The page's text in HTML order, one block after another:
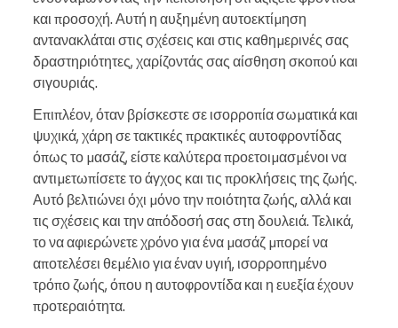
και προσοχή. Αυτή η αυξημένη αυτοεκτίμηση
αντανακλάται στις σχέσεις και στις καθημερινές σας
δραστηριότητες, χαρίζοντάς σας αίσθηση σκοπού και
σιγουριάς.
Επιπλέον, όταν βρίσκεστε σε ισορροπία σωματικά και
ψυχικά, χάρη σε τακτικές πρακτικές αυτοφροντίδας
όπως το μασάζ, είστε καλύτερα προετοιμασμένοι να
αντιμετωπίσετε το άγχος και τις προκλήσεις της ζωής.
Αυτό βελτιώνει όχι μόνο την ποιότητα ζωής, αλλά και
τις σχέσεις και την απόδοσή σας στη δουλειά. Τελικά,
το να αφιερώνετε χρόνο για ένα μασάζ μπορεί να
αποτελέσει θεμέλιο για έναν υγιή, ισορροπημένο
τρόπο ζωής, όπου η αυτοφροντίδα και η ευεξία έχουν
προτεραιότητα.